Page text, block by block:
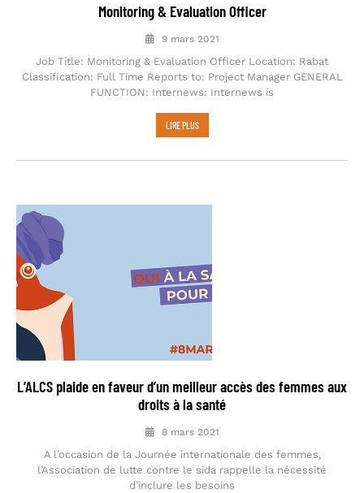
Monitoring & Evaluation Officer
9 mars 2021
Job Title: Monitoring & Evaluation Officer Location: Rabat
Classification: Full Time Reports to: Project Manager GENERAL
FUNCTION: Internews: Internews is
LIRE PLUS
L’ALCS plaide en faveur d’un meilleur accès des femmes aux
droits à la santé
8 mars 2021
A l’occasion de la Journée internationale des femmes,
l’Association de lutte contre le sida rappelle la nécessité
d’inclure les besoins